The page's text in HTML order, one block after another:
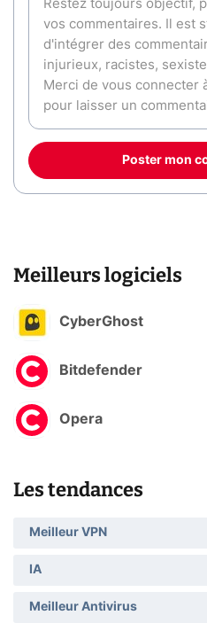
Poster mon
Meilleurs logiciels
CyberGhost
Bitdefender
Opera
Les tendances
Meilleur VPN
IA
Meilleur Antivirus